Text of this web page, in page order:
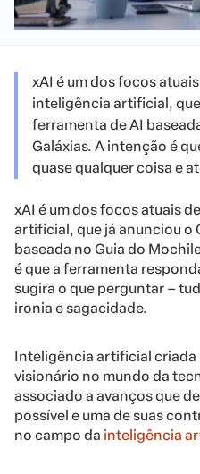
xAI é um dos focos
inteligência artificial,
ferramenta de AI
Galáxias. A intenção é
quase qualquer coisa e
xAI é um dos focos atuais
artificial, que já anunciou o
baseada no Guia do
é que a ferramenta
sugira o que perguntar –
ironia e sagacidade.
Inteligência artificial criada
visionário no mundo da
associado a avanços que
possível e uma de suas
no campo da inteligência